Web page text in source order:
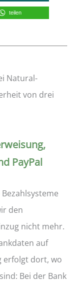
teilen
Natural-
von drei
PayPal
den
nicht mehr.
auf
erfolgt dort, wo
Bei der Bank